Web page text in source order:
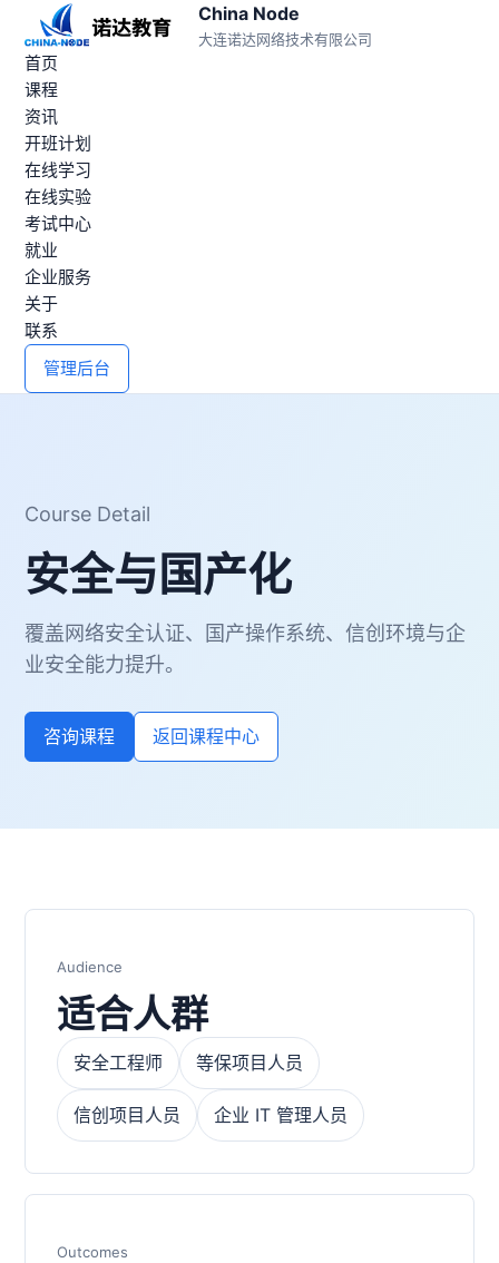
China Node
大连诺达网络技术有限公司
首页
课程
资讯
开班计划
在线学习
在线实验
考试中心
就业
企业服务
关于
联系
管理后台
Course Detail
安全与国产化
覆盖网络安全认证、国产操作系统、信创环境与企
业安全能力提升。
咨询课程 返回课程中心
Audience
适合人群
安全工程师 等保项目人员
信创项目人员 企业 IT 管理人员
Outcomes